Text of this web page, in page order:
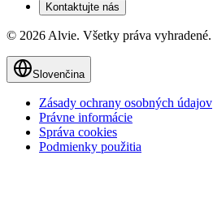
Kontaktujte nás
© 2026 Alvie. Všetky práva vyhradené.
Slovenčina
Zásady ochrany osobných údajov
Právne informácie
Správa cookies
Podmienky použitia